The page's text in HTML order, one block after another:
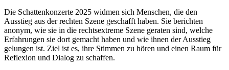
Die Schattenkonzerte 2025 widmen sich Menschen, die den
Ausstieg aus der rechten Szene geschafft haben. Sie berichten
anonym, wie sie in die rechtsextreme Szene geraten sind, welche
Erfahrungen sie dort gemacht haben und wie ihnen der Ausstieg
gelungen ist. Ziel ist es, ihre Stimmen zu hören und einen Raum für
Reflexion und Dialog zu schaffen.